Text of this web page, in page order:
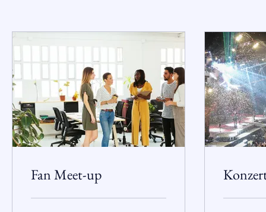
Fan Meet-up